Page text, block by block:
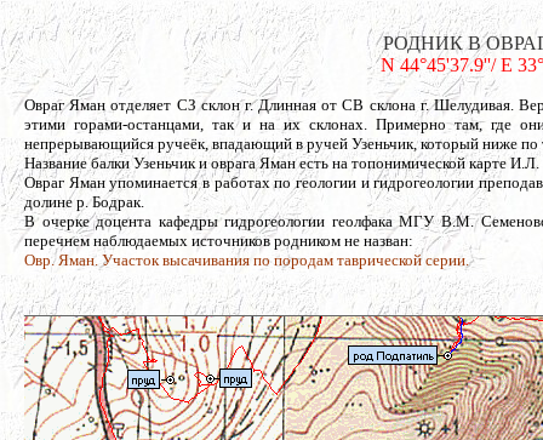
РОДНИК В
N 44°45'37.9''/ E
Овраг Яман отделяет СЗ склон г. Длинная от СВ склона г. Шелудивая.
этими горами-останцами, так и на их склонах. Примерно там, где
непрерывающийся ручеёк, впадающий в ручей Узеньчик, который ниже
Название балки Узеньчик и оврага Яман есть на топонимической карте И.Л.
Овраг Яман упоминается в работах по геологии и гидрогеологии
долине р. Бодрак.
В очерке доцента кафедры гидрогеологии геолфака МГУ В.М.
перечнем наблюдаемых источников родником не назван:
Овр. Яман. Участок высачивания по породам таврической серии.